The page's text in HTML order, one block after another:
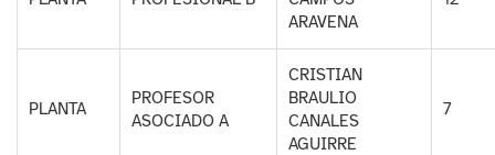
ARAVENA
PLANTA
PROFESOR
ASOCIADO A
CRISTIAN
BRAULIO
CANALES
AGUIRRE
7